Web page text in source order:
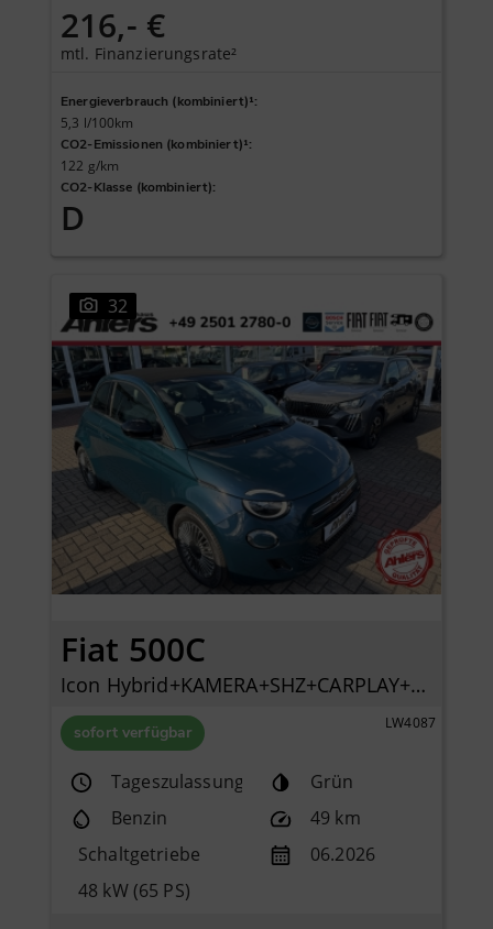
216,- €
mtl. Finanzierungsrate²
Energieverbrauch (kombiniert)¹:
5,3 l/100km
CO2-Emissionen (kombiniert)¹:
122 g/km
CO2-Klasse (kombiniert):
D
32
Fiat 500C
Icon Hybrid+KAMERA+SHZ+CARPLAY+KLIMAAUTOMATIK+TEMPOMAT+
sofort verfügbar LW4087
Tageszulassung
Grün
Benzin
49 km
Schaltgetriebe
06.2026
48 kW (65 PS)